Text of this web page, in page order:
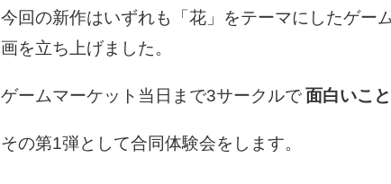
今回の新作はいずれも「花」をテーマにしたゲー
画を立ち上げました。
ゲームマーケット当日まで3サークルで 面白いこと
その第1弾として合同体験会をします。